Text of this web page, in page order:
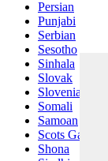
Persian
Punjabi
Serbian
Sesotho
Sinhala
Slovak
Slovenian
Somali
Samoan
Scots Gaelic
Shona